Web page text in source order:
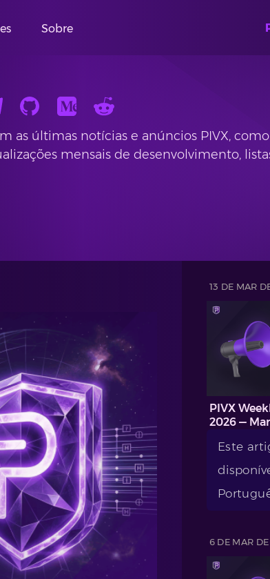
Sobre
as últimas notícias e anúncios PIVX,
mensais de desenvolvimento,
13 DE MAR
PIVX
2026 —
Este
6 DE MAR